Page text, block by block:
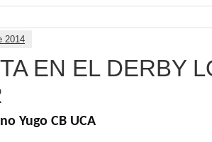
2014
EN EL DERBY
Yugo CB UCA